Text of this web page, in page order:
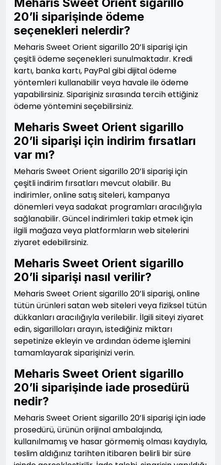
20’li siparişinde ödeme
seçenekleri nelerdir?
Meharis Sweet Orient sigarillo 20’li siparişi için
çeşitli ödeme seçenekleri sunulmaktadır. Kredi
kartı, banka kartı, PayPal gibi dijital ödeme
yöntemleri kullanabilir veya havale ile ödeme
yapabilirsiniz. Siparişiniz sırasında tercih ettiğiniz
ödeme yöntemini seçebilirsiniz.
Meharis Sweet Orient sigarillo
20’li siparişi için indirim fırsatları
var mı?
Meharis Sweet Orient sigarillo 20’li siparişi için
çeşitli indirim fırsatları mevcut olabilir. Bu
indirimler, online satış siteleri, kampanya
dönemleri veya sadakat programları aracılığıyla
sağlanabilir. Güncel indirimleri takip etmek için
ilgili mağaza veya platformların web sitelerini
ziyaret edebilirsiniz.
Meharis Sweet Orient sigarillo
20’li siparişi nasıl verilir?
Meharis Sweet Orient sigarillo 20’li siparişi, online
tütün ürünleri satan web siteleri veya fiziksel tütün
dükkanları aracılığıyla verilebilir. İlgili siteyi ziyaret
edin, sigarilloları arayın, istediğiniz miktarı
sepetinize ekleyin ve ardından ödeme işlemini
tamamlayarak siparişinizi verin.
Meharis Sweet Orient sigarillo
20’li siparişinde iade prosedürü
nedir?
Meharis Sweet Orient sigarillo 20’li siparişi için iade
prosedürü, ürünün orijinal ambalajında,
kullanılmamış ve hasar görmemiş olması kaydıyla,
teslim aldığınız tarihten itibaren belirli bir süre